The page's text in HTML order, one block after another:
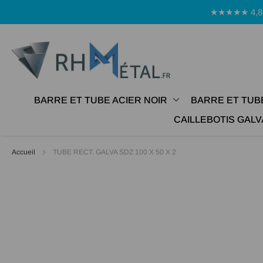
★★★★★ 4,8
BARRE ET TUBE ACIER NOIR BARRE ET
CAILLEBOTIS
Accueil TUBE RECT. GALVA SDZ 100 X 50 X 2